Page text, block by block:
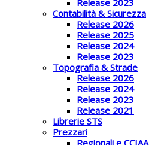
Release 2023
Contabilità & Sicurezza
Release 2026
Release 2025
Release 2024
Release 2023
Topografia & Strade
Release 2026
Release 2024
Release 2023
Release 2021
Librerie STS
Prezzari
Regionali e CCIAA